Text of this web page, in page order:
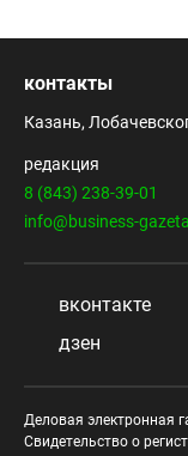
контакты
Казань,
редакция
8 (843) 238-39-01
info@business-
вконтакте
дзен
Деловая электронная
Свидетельство о